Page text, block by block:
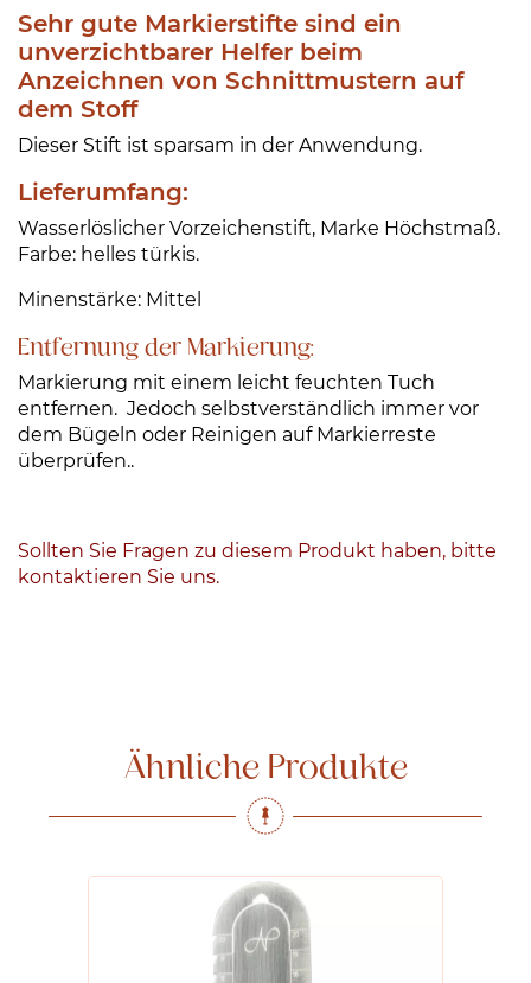
t
i
t
e
n
e
Sehr gute Markierstifte sind ein
unverzichtbarer Helfer beim
Anzeichnen von Schnittmustern auf
dem Stoff
Dieser Stift ist sparsam in der Anwendung.
Lieferumfang:
Wasserlöslicher Vorzeichenstift, Marke Höchstmaß.
Farbe: helles türkis.
Minenstärke: Mittel
Entfernung der Markierung:
Markierung mit einem leicht feuchten Tuch
entfernen. Jedoch selbstverständlich immer vor
dem Bügeln oder Reinigen auf Markierreste
überprüfen..
Sollten Sie Fragen zu diesem Produkt haben, bitte
kontaktieren Sie uns.
Ähnliche Produkte